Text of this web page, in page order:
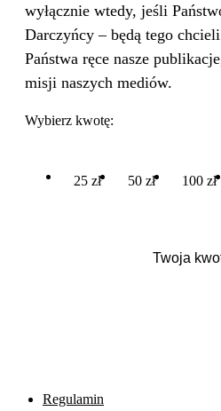
wyłącznie wtedy, jeśli
Darczyńcy – będą tego
Państwa ręce nasze
misji naszych mediów.
Wybierz kwotę:
25 zł 50 zł 100 zł
Regulamin